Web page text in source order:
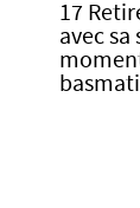
17
avec